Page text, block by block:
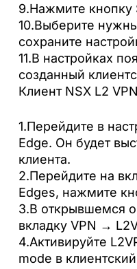
9.Нажмите кнопку
10.Выберите
сохраните
11.В настройках
созданный
Клиент NSX L2 VPN
1.Перейдите в
Edge. Он будет
клиента.
2.Перейдите на
Edges, нажмите
3.В открывшемся
вкладку VPN →
4.Активируйте
mode в